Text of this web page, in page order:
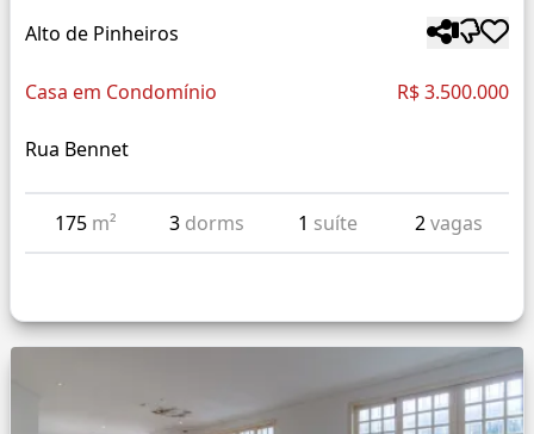
Alto de Pinheiros
Casa em Condomínio R$ 3.500.000
Rua Bennet
175 m² 3 dorms 1 suíte 2vagas